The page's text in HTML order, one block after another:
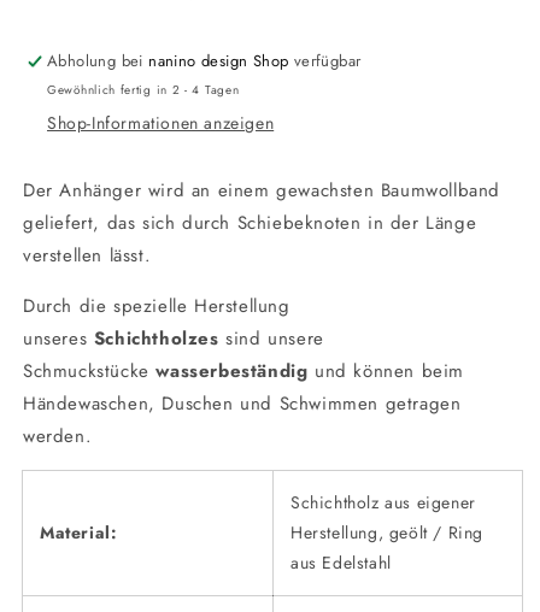
Abholung bei nanino design Shop verfügbar
Gewöhnlich fertig in 2 - 4 Tagen
Shop-Informationen anzeigen
Der Anhänger wird an einem gewachsten Baumwollband
geliefert, das sich durch Schiebeknoten in der Länge
verstellen lässt.
Durch die spezielle Herstellung
unseres Schichtholzes sind unsere
Schmuckstückewasserbeständig und können beim
Händewaschen, Duschen und Schwimmen getragen
werden.
Material:
Schichtholz aus eigener
Herstellung, geölt / Ring
aus Edelstahl